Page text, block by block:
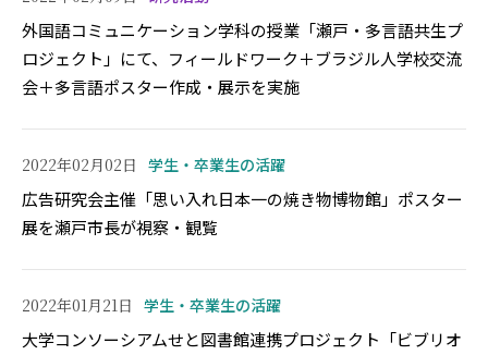
外国語コミュニケーション学科の授業「瀬戸・多言語共生プ
ロジェクト」にて、フィールドワーク＋ブラジル人学校交流
会＋多言語ポスター作成・展示を実施
2022年02月02日 学生・卒業生の活躍
広告研究会主催「思い入れ日本一の焼き物博物館」ポスター
展を瀬戸市長が視察・観覧
2022年01月21日 学生・卒業生の活躍
大学コンソーシアムせと図書館連携プロジェクト「ビブリオ